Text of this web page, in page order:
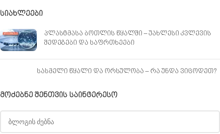
ᲡᲘᲐᲮᲚᲔᲔᲑᲘ
პლასტმასა ბოთლის წყალში – უახლესი კვლევის
შედეგები და საფრთხეები
სასმელი წყალი და ორსულობა – რა უნდა ვიცოდეთ?
ᲛᲝᲫᲔᲑᲜᲔ ᲨᲔᲜᲗᲕᲘᲡ ᲡᲐᲘᲜᲢᲔᲠᲔᲡᲝ